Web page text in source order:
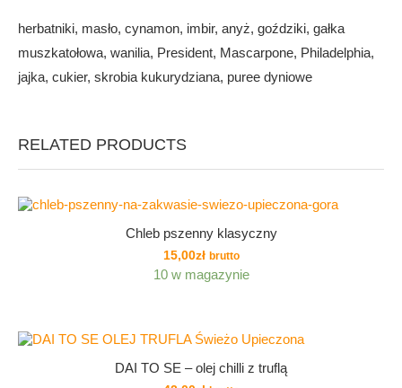
herbatniki, masło, cynamon, imbir, anyż, goździki, gałka
muszkatołowa, wanilia, President, Mascarpone, Philadelphia,
jajka, cukier, skrobia kukurydziana, puree dyniowe
RELATED PRODUCTS
Chleb pszenny klasyczny
15,00zł brutto
10 w magazynie
DAI TO SE – olej chilli z truflą